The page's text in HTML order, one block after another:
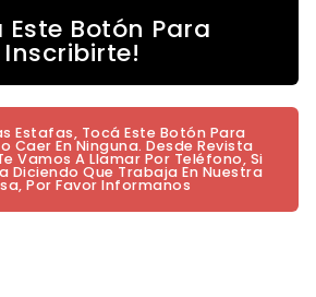
Este Botón Para
Inscribirte!
Estafas, Tocá Este Botón Para
Caer En Ninguna. Desde Revista
Vamos A Llamar Por Teléfono, Si
Diciendo Que Trabaja En Nuestra
Por Favor Informanos